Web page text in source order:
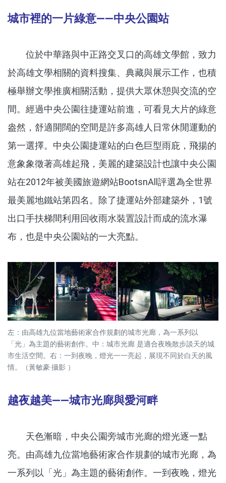
城市裡的一片綠意——中央公園站
位於中華路與中正路交叉口的高雄文學館，致力
於高雄文學相關的資料搜集、典藏與展示工作，也積
極舉辦文學推廣相關活動，提供大眾休憩與交流的空
間。經過中央公園往捷運站前進，可看見大片的綠意
盎然，舒適開闊的空間是許多高雄人日常休閒運動的
第一選擇。中央公園捷運站的白色巨型雨庇，飛揚的
意象象徵著高雄起飛，美麗的建築設計也讓中央公園
站在2012年被美國旅遊網站BootsnAll評選為全世界
最美麗地鐵站第四名。除了捷運站外部建築外，1號
出口手扶梯間利用回收雨水裝置設計而成的流水瀑
布，也是中央公園站的一大亮點。
左：由高雄九位當地藝術家合作規劃的城市光廊，為一系列以
「光」為主題的藝術創作。中：城市光廊 是適合夜晚散步談天的城
市生活空間。右：一到夜晚，燈光一一亮起，展現不同於白天的風
情。（黃敏豪‧攝影 ）
越夜越美——城市光廊與愛河畔
天色漸暗，中央公園旁城市光廊的燈光逐一點
亮。由高雄九位當地藝術家合作規劃的城市光廊，為
一系列以「光」為主題的藝術創作。一到夜晚，燈光